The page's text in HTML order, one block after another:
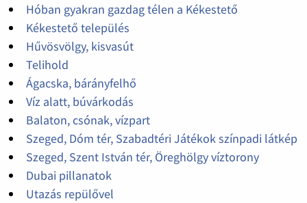
Hóban gyakran gazdag télen a Kékestető
Kékestető település
Hűvösvölgy, kisvasút
Telihold
Ágacska, bárányfelhő
Víz alatt, búvárkodás
Balaton, csónak, vízpart
Szeged, Dóm tér, Szabadtéri Játékok színpadi látkép
Szeged, Szent István tér, Öreghölgy víztorony
Dubai pillanatok
Utazás repülővel